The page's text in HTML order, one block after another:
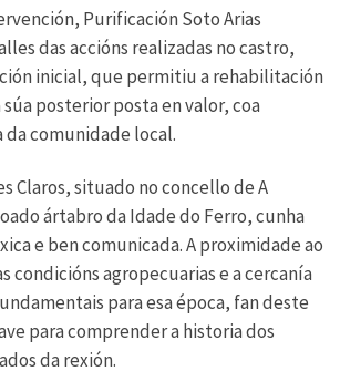
Purificación Soto Arias
das accións realizadas no castro,
inicial, que permitiu a rehabilitación
posterior posta en valor, coa
comunidade local.
Claros, situado no concello de A
ártabro da Idade do Ferro, cunha
e ben comunicada. A proximidade ao
condicións agropecuarias e a cercanía
para esa época, fan deste
para comprender a historia dos
da rexión.